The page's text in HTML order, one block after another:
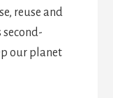
reuse and
second-
our planet